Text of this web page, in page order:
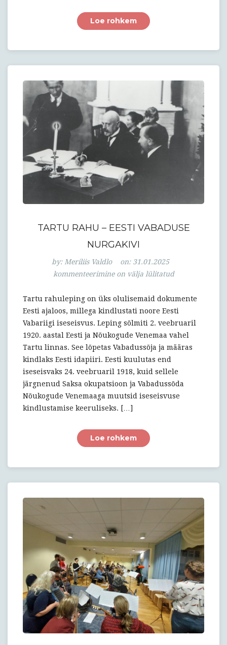
Loe rohkem
TARTU RAHU – EESTI VABADUSE
NURGAKIVI
by: Meriliis Valdlo on: 31.01.2025
Eesti
vabaduse
nurgakivi
kommenteerimine on välja lülitatud
Tartu rahuleping on üks olulisemaid dokumente
Eesti ajaloos, millega kindlustati noore Eesti
Vabariigi iseseisvus. Leping sõlmiti 2. veebruaril
1920. aastal Eesti ja Nõukogude Venemaa vahel
Tartu linnas. See lõpetas Vabadussõja ja määras
kindlaks Eesti idapiiri. Eesti kuulutas end
iseseisvaks 24. veebruaril 1918, kuid sellele
järgnenud Saksa okupatsioon ja Vabadussõda
Nõukogude Venemaaga muutsid iseseisvuse
kindlustamise keeruliseks. […]
Loe rohkem